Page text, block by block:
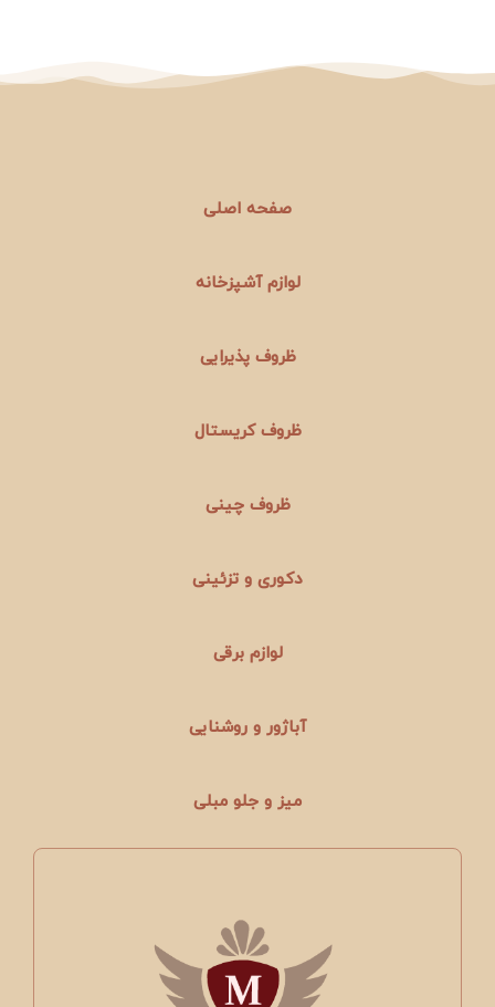
صفحه اصلی
لوازم آشپزخانه
ظروف پذیرایی
ظروف کریستال
ظروف چینی
دکوری و تزئینی
لوازم برقی
آباژور و روشنایی
میز و جلو مبلی